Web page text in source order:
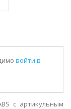
войти в
с артикульным